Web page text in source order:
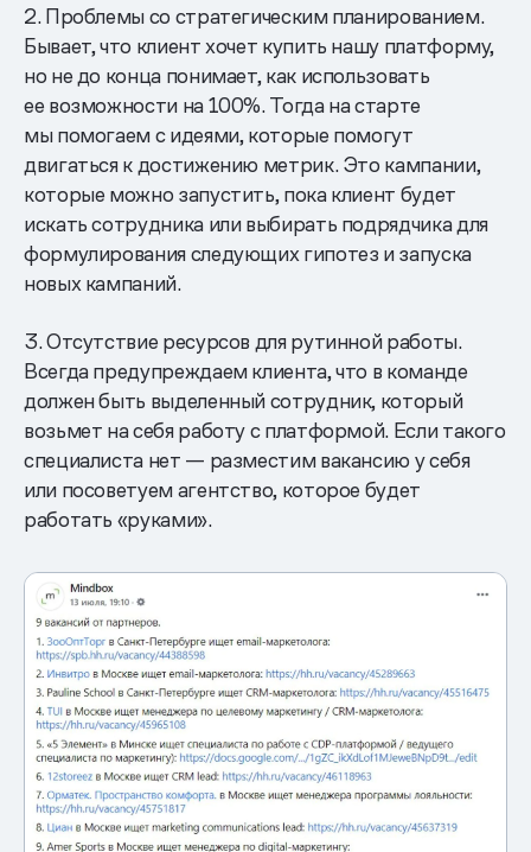
2. Проблемы со стратегическим планированием.
Бывает, что клиент хочет купить нашу платформу,
но не до конца понимает, как использовать
ее возможности на 100%. Тогда на старте
мы помогаем с идеями, которые помогут
двигаться к достижению метрик. Это кампании,
которые можно запустить, пока клиент будет
искать сотрудника или выбирать подрядчика для
формулирования следующих гипотез и запуска
новых кампаний.
3. Отсутствие ресурсов для рутинной работы.
Всегда предупреждаем клиента, что в команде
должен быть выделенный сотрудник, который
возьмет на себя работу с платформой. Если такого
специалиста нет — разместим вакансию у себя
или посоветуем агентство, которое будет
работать «руками».